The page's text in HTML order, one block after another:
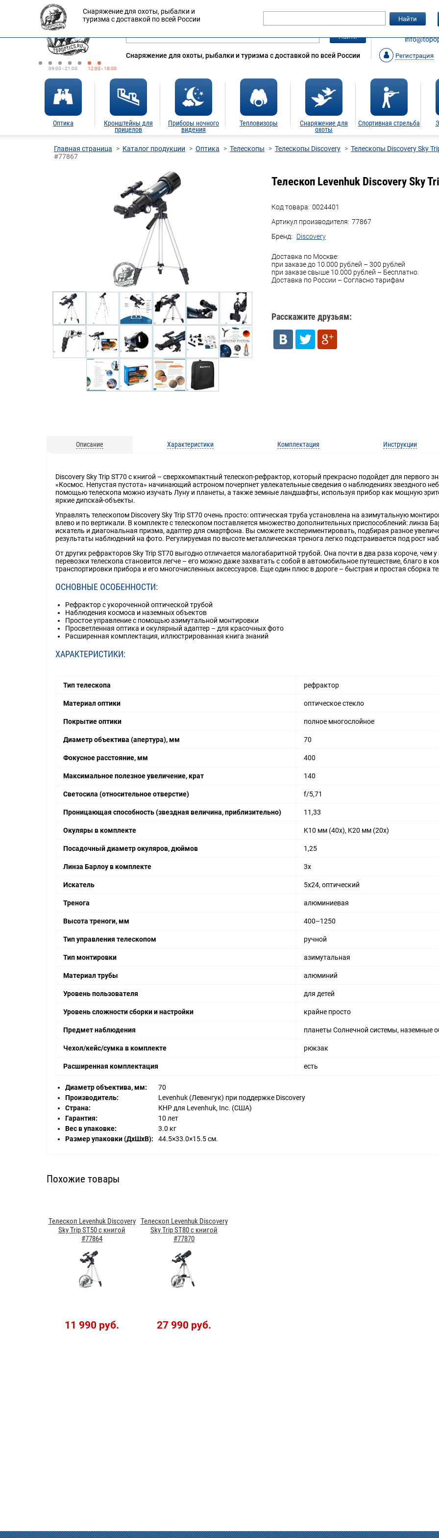
09:00 - 21:00 12:00 - 18:00
Оплата Доставка
Найти
Снаряжение для охоты, рыбалки и туризма с доставкой по всей России Регистрация
Оптика
Кронштейны для
прицелов
Приборы ночного
видения
Тепловизоры
Снаряжение для
охоты
Спортивная стрельба
Снаряжение для охоты, рыбалки и
туризма с доставкой по всей России
Найти
Главная страница Каталог продукции Оптика Телескопы Телескопы Discovery Телескопы Discovery Sky
#77867
Телескоп Levenhuk Discovery Sky
Код товара: 0024401
Артикул производителя: 77867
Бренд:
Discovery
Доставка по Москве:
при заказе до 10.000 рублей – 300 рублей
при заказе свыше 10.000 рублей – Бесплатно.
Доставка по России – Согласно тарифам
Расскажите друзьям:
Описание Характеристики Комплектация Инструкции
Discovery Sky Trip ST70 с книгой – сверхкомпактный телескоп-рефрактор, который прекрасно подойдет для первого
«Космос. Непустая пустота» начинающий астроном почерпнет увлекательные сведения о наблюдениях звездного
помощью телескопа можно изучать Луну и планеты, а также земные ландшафты, используя прибор как мощную
яркие дипскай-объекты.
Управлять телескопом Discovery Sky Trip ST70 очень просто: оптическая труба установлена на азимутальную
влево и по вертикали. В комплекте с телескопом поставляется множество дополнительных приспособлений: линза
искатель и диагональная призма, адаптер для смартфона. Вы сможете экспериментировать, подбирая разное
результаты наблюдений на фото. Регулируемая по высоте металлическая тренога легко подстраивается под рост
От других рефракторов Sky Trip ST70 выгодно отличается малогабаритной трубой. Она почти в два раза короче, чем
перевозки телескопа становится легче – его можно даже захватать с собой в автомобильное путешествие, благо в
транспортировки прибора и его многочисленных аксессуаров. Еще один плюс в дороге – быстрая и простая сборка
ОСНОВНЫЕ ОСОБЕННОСТИ:
Рефрактор с укороченной оптической трубой
Наблюдения космоса и наземных объектов
Простое управление с помощью азимутальной монтировки
Просветленная оптика и окулярный адаптер – для красочных фото
Расширенная комплектация, иллюстрированная книга знаний
ХАРАКТЕРИСТИКИ:
Тип телескопа рефрактор
Материал оптики оптическое стекло
Покрытие оптики полное многослойное
Диаметр объектива (апертура), мм 70
Фокусное расстояние, мм 400
Максимальное полезное увеличение, крат 140
Светосила (относительное отверстие) f/5,71
Проницающая способность (звездная величина, приблизительно) 11,33
Окуляры в комплекте K10 мм (40x), K20 мм (20x)
Посадочный диаметр окуляров, дюймов 1,25
Линза Барлоу в комплекте 3x
Искатель 5х24, оптический
Тренога алюминиевая
Высота треноги, мм 400–1250
Тип управления телескопом ручной
Тип монтировки азимутальная
Материал трубы алюминий
Уровень пользователя для детей
Уровень сложности сборки и настройки крайне просто
Предмет наблюдения планеты Солнечной системы, наземные
Чехол/кейс/сумка в комплекте рюкзак
Расширенная комплектация есть
Диаметр объектива, мм:
70
Производитель:
Levenhuk (Левенгук) при поддержке Discovery
Страна:
КНР для Levenhuk, Inc. (США)
Гарантия:
10 лет
Вес в упаковке:
3.0 кг
Размер упаковки (ДхШхВ):
44.5×33.0×15.5 см.
Похожие товары
Телескоп Levenhuk Discovery
Sky Trip ST50 с книгой
#77864
11 990 руб.
Телескоп Levenhuk Discovery
Sky Trip ST80 с книгой
#77870
27 990 руб.